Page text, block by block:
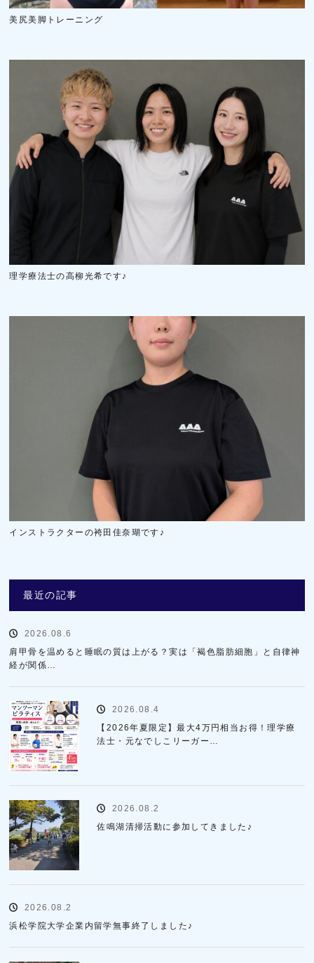
美尻美脚トレーニング
理学療法士の高柳光希です♪
インストラクターの袴田佳奈瑚です♪
最近の記事
2026.08.6
肩甲骨を温めると睡眠の質は上がる？実は「褐色脂肪細胞」と自律神
経が関係…
2026.08.4
【2026年夏限定】最大4万円相当お得！理学療
法士・元なでしこリーガー…
2026.08.2
佐鳴湖清掃活動に参加してきました♪
2026.08.2
浜松学院大学企業内留学無事終了しました♪